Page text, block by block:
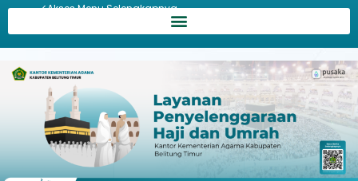
<Akses Menu Selengkapnya